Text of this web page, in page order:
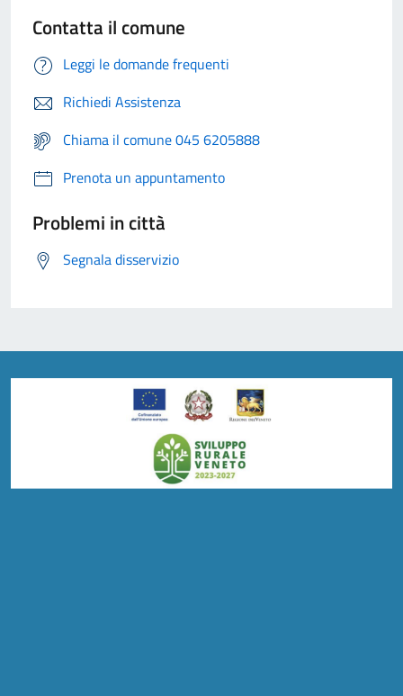
Contatta il comune
Leggi le domande frequenti
Richiedi Assistenza
Chiama il comune 045 6205888
Prenota un appuntamento
Problemi in città
Segnala disservizio